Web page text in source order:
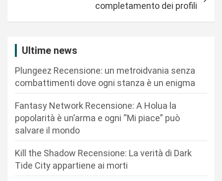
a
completamento dei profili
Ultime news
Plungeez Recensione: un metroidvania senza
combattimenti dove ogni stanza è un enigma
Fantasy Network Recensione: A Holua la
popolarità è un’arma e ogni “Mi piace” può
salvare il mondo
Kill the Shadow Recensione: La verità di Dark
Tide City appartiene ai morti